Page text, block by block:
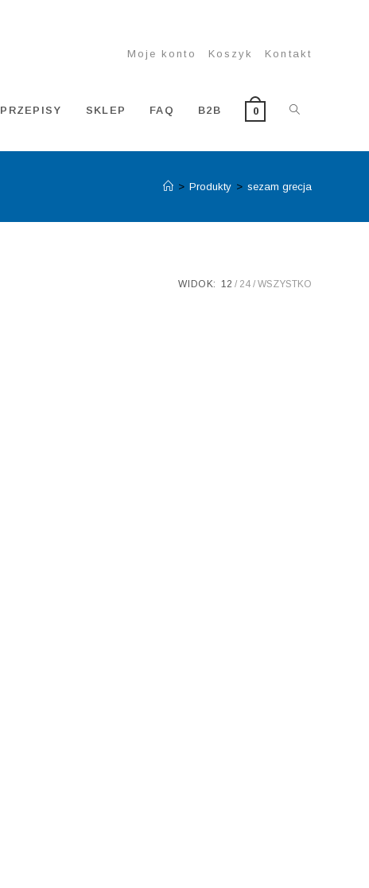
Moje konto Koszyk Kontakt
PRZEPISY SKLEP FAQ B2B 0 TOGGLE
WEBSITE
> Produkty > sezam grecja
WIDOK: 12 24 WSZYSTKO